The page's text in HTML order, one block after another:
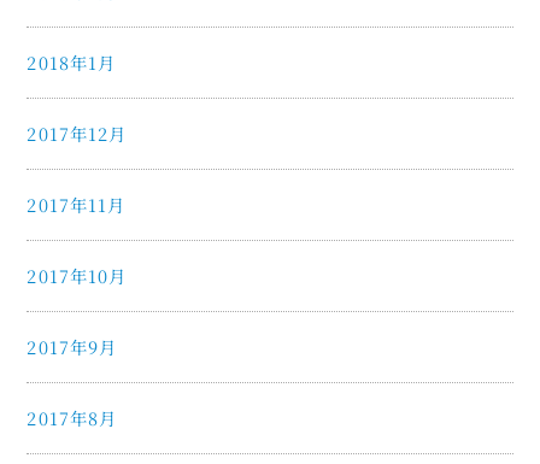
2018年1月
2017年12月
2017年11月
2017年10月
2017年9月
2017年8月